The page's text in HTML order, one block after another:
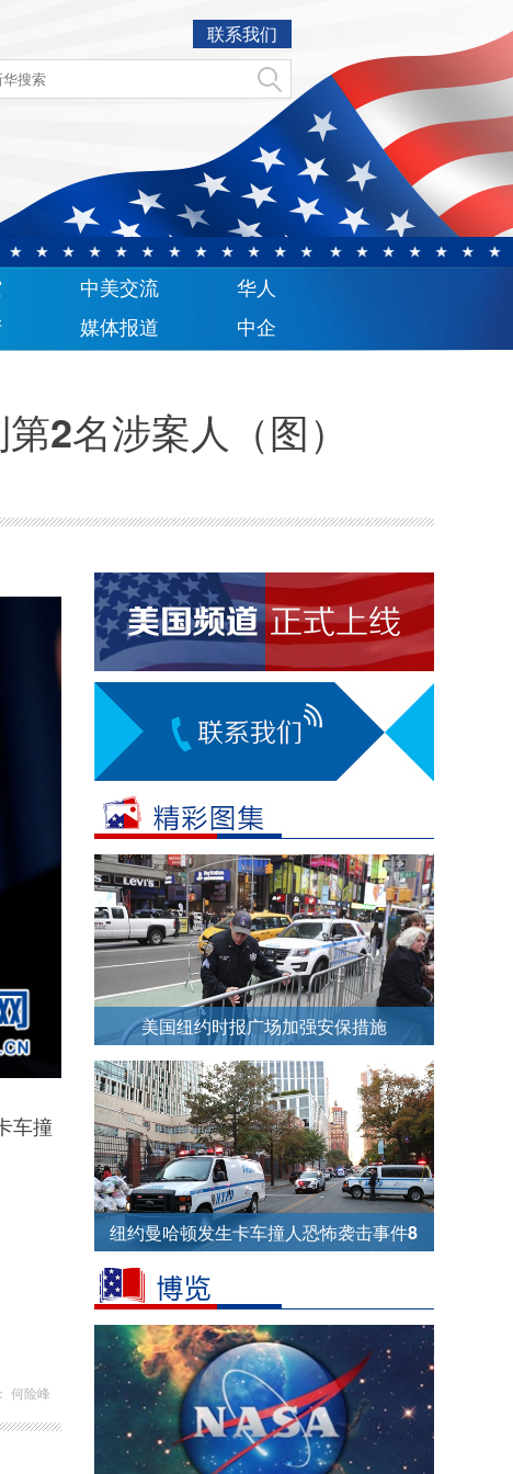
联系我们
中美交流
华人
媒体报道 中企
2名涉案人（图）
车撞
何险峰
美国纽约时报广场加强安保措施
纽约曼哈顿发生卡车撞人恐怖袭击事件8